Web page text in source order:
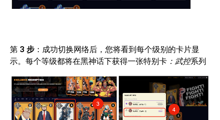
第 3 步 ：成功切换网络后，您将看到每个级别的卡片显
示。每个等级都将在黑神话下获得一张特别卡 ：武控系列